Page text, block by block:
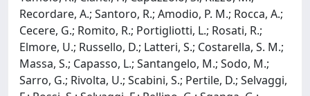
Recordare, A.; Santoro, R.; Amodio, P. M.; Rocca, A.;
Cecere, G.; Romito, R.; Portigliotti, L.; Rosati, R.;
Elmore, U.; Russello, D.; Latteri, S.; Costarella, S. M.;
Massa, S.; Capasso, L.; Santangelo, M.; Sodo, M.;
Sarro, G.; Rivolta, U.; Scabini, S.; Pertile, D.; Selvaggi,